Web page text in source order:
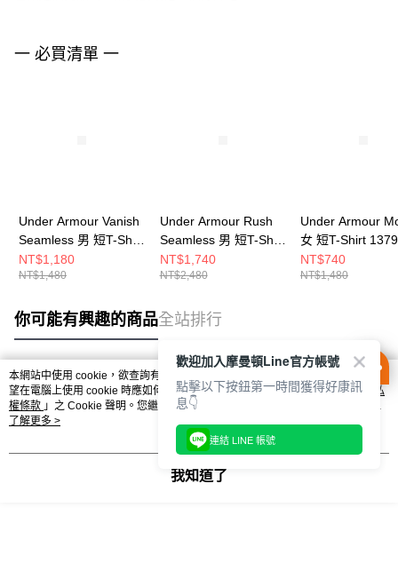
一 必買清單 一
Under Armour Vanish
Seamless 男 短T-Shirt
1382801-001
NT$1,180
NT$1,480
Under Armour Rush
Seamless 男 短T-Shirt
1376781-001
NT$1,740
NT$2,480
Under Armour
女 短T-Shirt
539
NT$740
NT$1,480
你可能有興趣的商品全站排行
熱門標籤
本網站中使用 cookie，欲查詢有關本網站使用 cookie 方式之詳情，及若您不希
望在電腦上使用 cookie 時應如何變更電腦的 cookie 設定，請參閱本網站「
隱私
權條款 」之 Cookie 聲明。您繼續使用本網站即表示您同意本公司得按本網站使
用條款之 Cookie 聲明使用 cookie。
了解更多 >
我知道了
歡迎加入摩曼頓Line官方帳號
點擊以下按鈕第一時間獲得好康訊
息👇
連結 LINE 帳號